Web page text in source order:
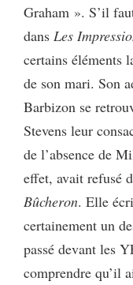
Graham ». S’il
dans Les
certains éléments
de son mari. Son
Barbizon se
Stevens leur
de l’absence de
effet, avait refusé
Bûcheron. Elle
certainement un
passé devant les
comprendre qu’il